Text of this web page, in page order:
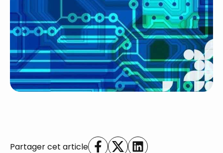
Partager cet article